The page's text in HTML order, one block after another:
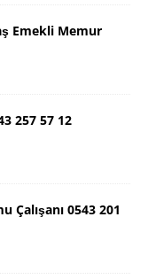
Emekli Memur
257 57 12
Çalışanı 0543 201